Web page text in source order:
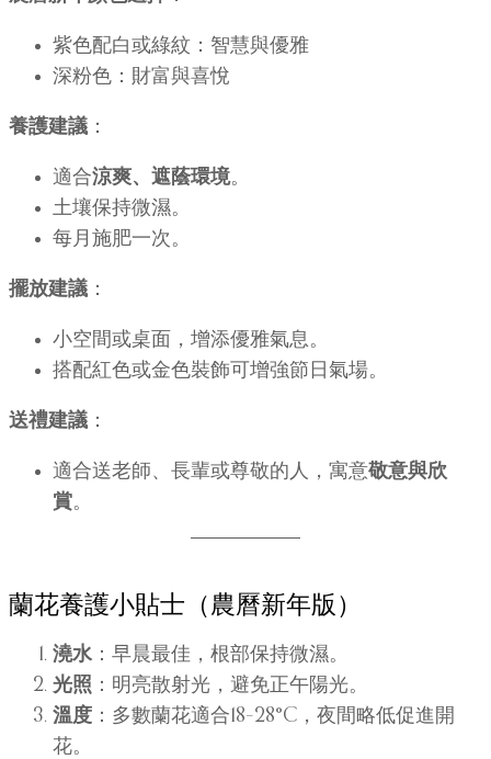
紫色配白或綠紋：智慧與優雅
深粉色：財富與喜悅
養護建議 ：
適合涼爽、遮蔭環境。
土壤保持微濕。
每月施肥一次。
擺放建議 ：
小空間或桌面，增添優雅氣息。
搭配紅色或金色裝飾可增強節日氣場。
送禮建議 ：
適合送老師、長輩或尊敬的人，寓意敬意與欣
賞。
蘭花養護小貼士（農曆新年版）
澆水 ：早晨最佳，根部保持微濕。
光照 ：明亮散射光，避免正午陽光。
溫度 ：多數蘭花適合18–28°C，夜間略低促進開
花。